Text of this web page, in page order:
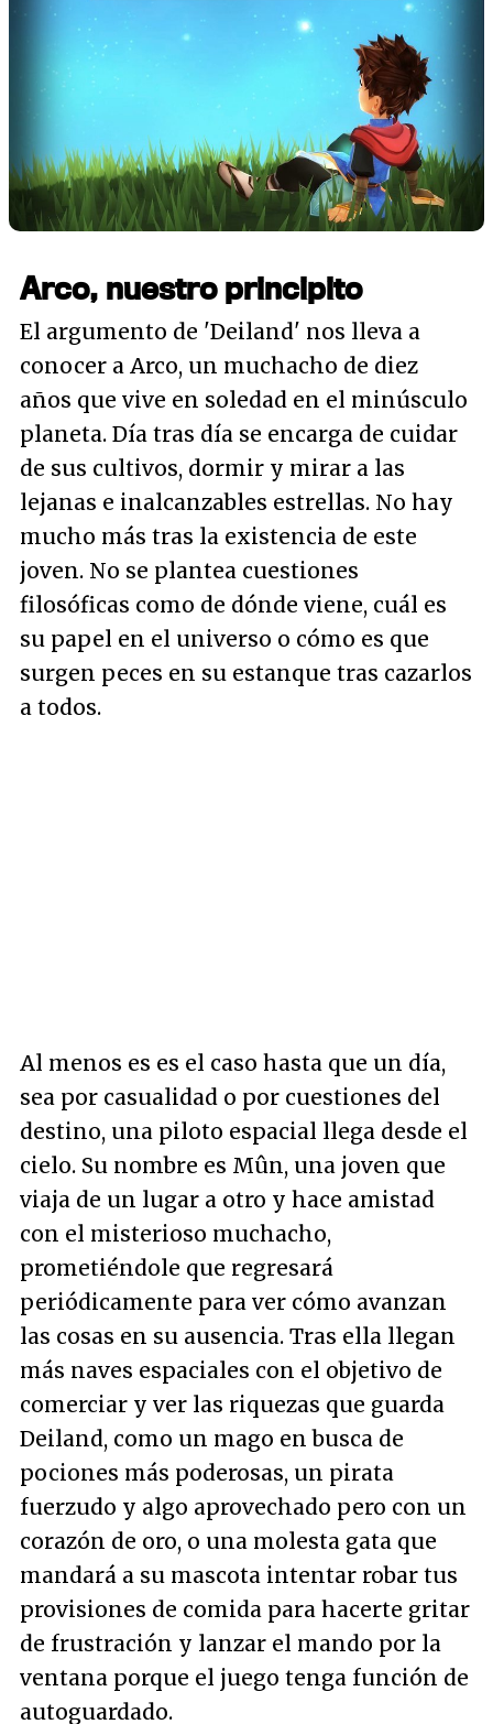
Arco, nuestro principito
El argumento de 'Deiland' nos lleva a
conocer a Arco, un muchacho de diez
años que vive en soledad en el minúsculo
planeta. Día tras día se encarga de cuidar
de sus cultivos, dormir y mirar a las
lejanas e inalcanzables estrellas. No hay
mucho más tras la existencia de este
joven. No se plantea cuestiones
filosóficas como de dónde viene, cuál es
su papel en el universo o cómo es que
surgen peces en su estanque tras cazarlos
a todos.
Al menos es es el caso hasta que un día,
sea por casualidad o por cuestiones del
destino, una piloto espacial llega desde el
cielo. Su nombre es Mûn, una joven que
viaja de un lugar a otro y hace amistad
con el misterioso muchacho,
prometiéndole que regresará
periódicamente para ver cómo avanzan
las cosas en su ausencia. Tras ella llegan
más naves espaciales con el objetivo de
comerciar y ver las riquezas que guarda
Deiland, como un mago en busca de
pociones más poderosas, un pirata
fuerzudo y algo aprovechado pero con un
corazón de oro, o una molesta gata que
mandará a su mascota intentar robar tus
provisiones de comida para hacerte gritar
de frustración y lanzar el mando por la
ventana porque el juego tenga función de
autoguardado.